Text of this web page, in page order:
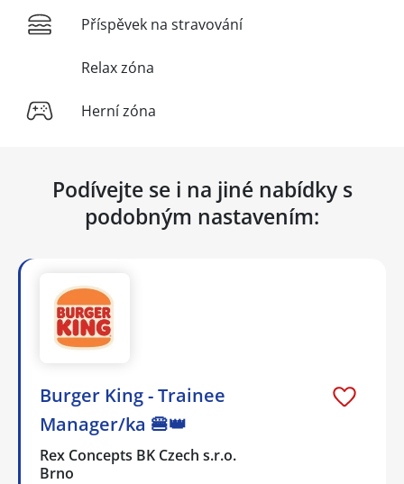
Příspěvek na stravování
Relax zóna
Herní zóna
Podívejte se i na jiné nabídky s
podobným nastavením:
Burger King - Trainee
Manager/ka 🍔👑
Rex Concepts BK Czech s.r.o.
Brno